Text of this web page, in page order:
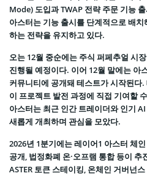
Mode) 도입과 TWAP 전략 주문 기능
아스터는 기능 출시를 단계적으로 배
하는 전략을 유지하고 있다.
오는 12월 중순에는 주식 퍼페추얼 시
진행될 예정이다. 이어 12월 말에는
커뮤니티에 공개돼 테스트가 시작된다
이 프로젝트 발전 과정에 직접 기여할
아스터는 최근 인간 트레이더와 인기
새롭게 개최하며 관심을 모았다.
2026년 1분기에는 레이어1 아스터 체
공개, 법정화폐 온·오프램 통합 등이
ASTER 토큰 스테이킹, 온체인 거버넌